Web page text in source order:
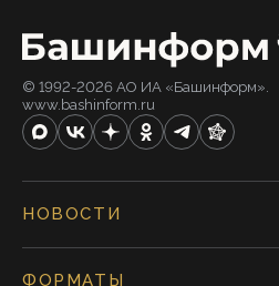
© 1992-2026 АО ИА «Башинформ».
www.bashinform.ru
НОВОСТИ
ФОРМАТЫ